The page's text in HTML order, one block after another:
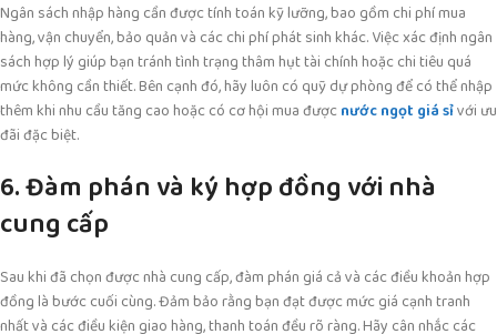
Ngân sách nhập hàng cần được tính toán kỹ lưỡng, bao gồm chi phí mua
hàng, vận chuyển, bảo quản và các chi phí phát sinh khác. Việc xác định ngân
sách hợp lý giúp bạn tránh tình trạng thâm hụt tài chính hoặc chi tiêu quá
mức không cần thiết. Bên cạnh đó, hãy luôn có quỹ dự phòng để có thể nhập
thêm khi nhu cầu tăng cao hoặc có cơ hội mua được nước ngọt giá sỉvới ưu
đãi đặc biệt.
6. Đàm phán và ký hợp đồng với nhà
cung cấp
Sau khi đã chọn được nhà cung cấp, đàm phán giá cả và các điều khoản hợp
đồng là bước cuối cùng. Đảm bảo rằng bạn đạt được mức giá cạnh tranh
nhất và các điều kiện giao hàng, thanh toán đều rõ ràng. Hãy cân nhắc các